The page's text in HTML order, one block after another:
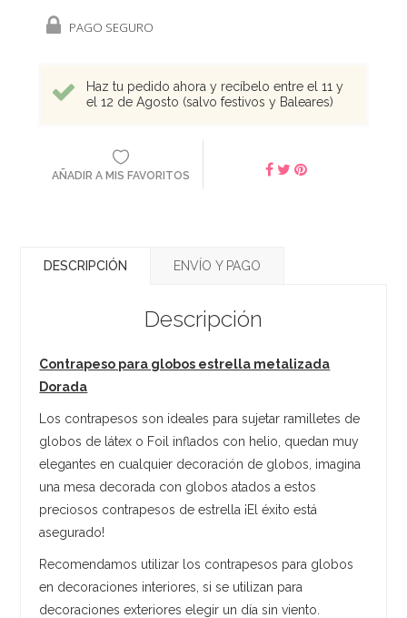
PAGO SEGURO
Haz tu pedido ahora y recíbelo entre el 11 y
el 12 de Agosto (salvo festivos y Baleares)
AÑADIR A MIS FAVORITOS
DESCRIPCIÓN ENVÍO Y PAGO
Descripción
Contrapeso para globos estrella metalizada
Dorada
Los contrapesos son ideales para sujetar ramilletes de
globos de látex o Foil inflados con helio, quedan muy
elegantes en cualquier decoración de globos, imagina
una mesa decorada con globos atados a estos
preciosos contrapesos de estrella ¡El éxito está
asegurado!
Recomendamos utilizar los contrapesos para globos
en decoraciones interiores, si se utilizan para
decoraciones exteriores elegir un día sin viento.